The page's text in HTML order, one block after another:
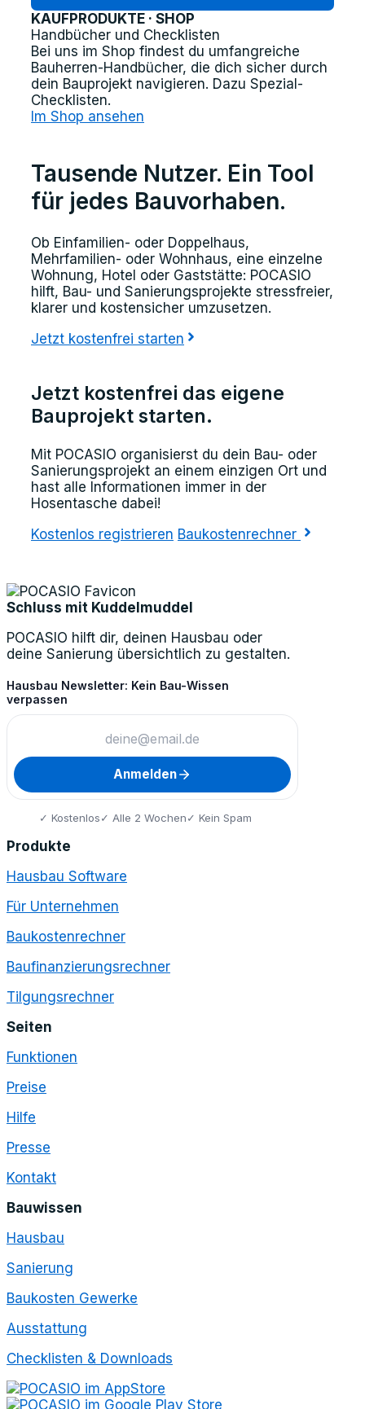
KAUFPRODUKTE · SHOP
Handbücher und Checklisten
Bei uns im Shop findest du umfangreiche
Bauherren-Handbücher, die dich sicher durch
dein Bauprojekt navigieren. Dazu Spezial-
Checklisten.
Im Shop ansehen
Tausende Nutzer. Ein Tool
für jedes Bauvorhaben.
Ob Einfamilien- oder Doppelhaus,
Mehrfamilien- oder Wohnhaus, eine einzelne
Wohnung, Hotel oder Gaststätte: POCASIO
hilft, Bau- und Sanierungsprojekte stressfreier,
klarer und kostensicher umzusetzen.
Jetzt kostenfrei starten
Jetzt kostenfrei das eigene
Bauprojekt starten.
Mit POCASIO organisierst du dein Bau- oder
Sanierungsprojekt an einem einzigen Ort und
hast alle Informationen immer in der
Hosentasche dabei!
Kostenlos registrieren Baukostenrechner
Schluss mit Kuddelmuddel
POCASIO hilft dir, deinen Hausbau oder
deine Sanierung übersichtlich zu gestalten.
Hausbau Newsletter: Kein Bau-Wissen
verpassen
Anmelden
✓ Kostenlos✓ Alle 2 Wochen✓ Kein Spam
Produkte
Hausbau Software
Für Unternehmen
Baukostenrechner
Baufinanzierungsrechner
Tilgungsrechner
Seiten
Funktionen
Preise
Hilfe
Presse
Kontakt
Bauwissen
Hausbau
Sanierung
Baukosten Gewerke
Ausstattung
Checklisten & Downloads